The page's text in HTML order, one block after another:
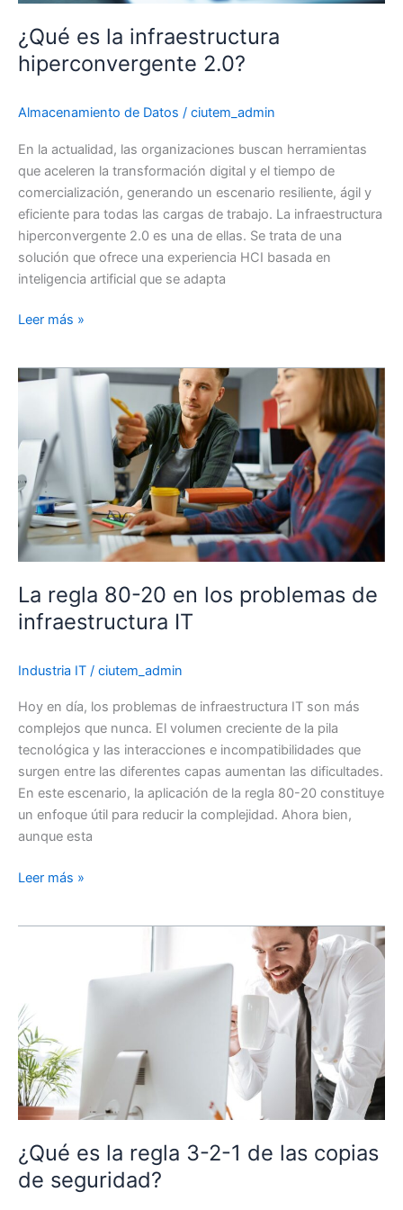
¿Qué es la infraestructura
hiperconvergente 2.0?
Almacenamiento de Datos / ciutem_admin
En la actualidad, las organizaciones buscan herramientas
que aceleren la transformación digital y el tiempo de
comercialización, generando un escenario resiliente, ágil y
eficiente para todas las cargas de trabajo. La infraestructura
hiperconvergente 2.0 es una de ellas. Se trata de una
solución que ofrece una experiencia HCI basada en
inteligencia artificial que se adapta
¿Qué
infraestructura
hiperconvergente
Leer más »
La regla 80-20 en los problemas de
infraestructura IT
Industria IT / ciutem_admin
Hoy en día, los problemas de infraestructura IT son más
complejos que nunca. El volumen creciente de la pila
tecnológica y las interacciones e incompatibilidades que
surgen entre las diferentes capas aumentan las dificultades.
En este escenario, la aplicación de la regla 80-20 constituye
un enfoque útil para reducir la complejidad. Ahora bien,
aunque esta
La
problemas
de
infraestructura
IT
Leer más »
¿Qué es la regla 3-2-1 de las copias
de seguridad?